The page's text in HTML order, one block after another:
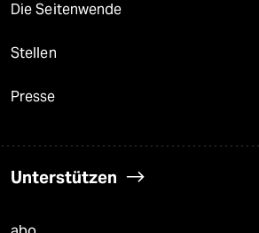
Die Seitenwende
Stellen
Presse
Unterstützen